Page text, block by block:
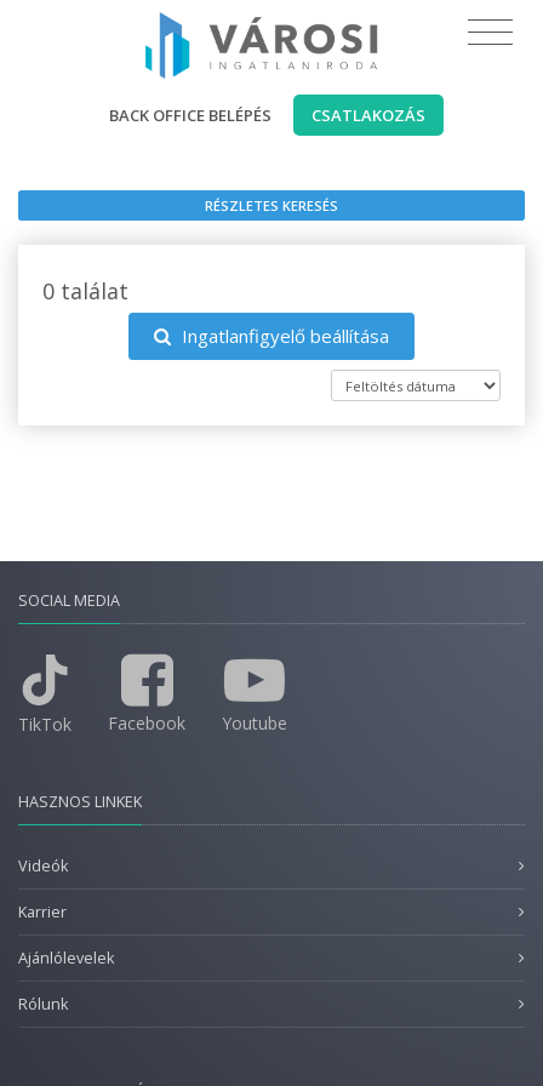
BACK OFFICE BELÉPÉS CSATLAKOZÁS
RÉSZLETES KERESÉS
0 találat
Ingatlanfigyelő beállítása
SOCIAL MEDIA
TikTok Facebook Youtube
HASZNOS LINKEK
Videók
Karrier
Ajánlólevelek
Rólunk